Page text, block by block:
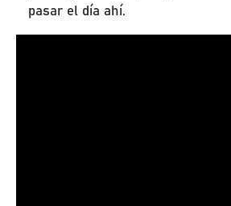
pasar el día ahí.